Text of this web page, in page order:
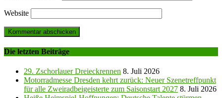
Website
Die letzten Beiträge
29. Zschorlauer Dreieckrennen 8. Juli 2026
Motorradmesse Dresden kehrt zurück: Neuer Szenetreffpunkt
für alle Zweiradbeigeisterte zum Saisonstart 2027 8. Juli 2026